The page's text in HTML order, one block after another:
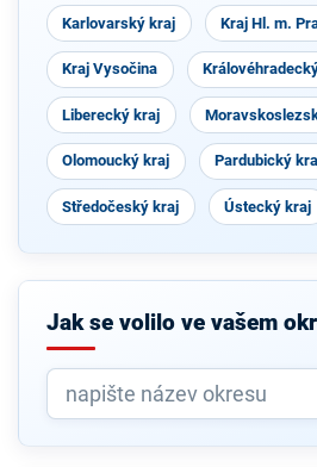
Karlovarský kraj Kraj Hl. m.
Kraj Vysočina
Liberecký kraj
Olomoucký kraj Pardubický
Středočeský kraj Ústecký kraj
Jak se volilo ve vašem